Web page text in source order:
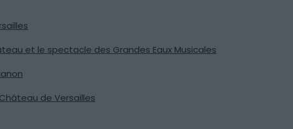
et le spectacle des Grandes Eaux Musicales
de Versailles